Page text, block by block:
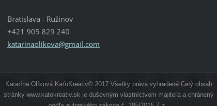
Bratislava - Ružinov
+421 905 829 240
katarinaolikova@gmail.com
Katarína Olíková KaťoKreativ© 2017 Všetky práva vyhradené.Celý obsah
stránky www.katokreativ.sk je duševným vlastníctvom majiteľa a chránený